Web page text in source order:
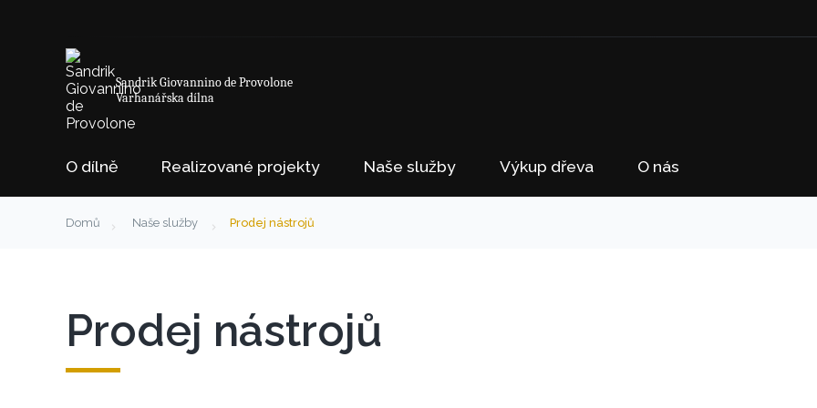
Sandrik Giovannino de Provolone
Varhanářska dílna
O dílně Realizované projekty Naše služby Výkup dřeva O nás
Domů Naše služby Prodej nástrojů
Prodej nástrojů